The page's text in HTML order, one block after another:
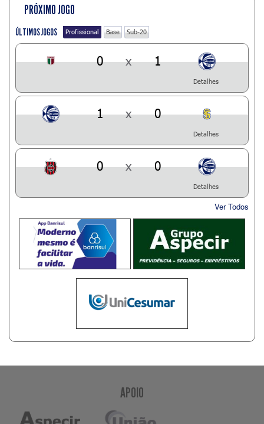
PRÓXIMO JOGO
ÚLTIMOS JOGOS Profissional Base Sub-20
0 x 1
Detalhes
1 x 0
Detalhes
0 x 0
Detalhes
Ver Todos
APOIO